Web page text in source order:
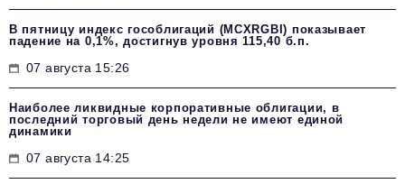
В пятницу индекс гособлигаций (MCXRGBI) показывает
падение на 0,1%, достигнув уровня 115,40 б.п.
07 августа 15:26
Наиболее ликвидные корпоративные облигации, в
последний торговый день недели не имеют единой
динамики
07 августа 14:25